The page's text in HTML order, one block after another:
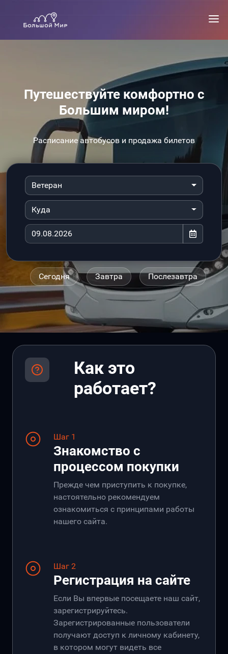
Путешествуйте комфортно с
Большим миром!
Расписание автобусов и продажа билетов
Ветеран
Куда
Сегодня Завтра Послезавтра
Как это
работает?
Шаг 1
Знакомство с
процессом покупки
Прежде чем приступить к покупке,
настоятельно рекомендуем
ознакомиться с принципами работы
нашего сайта.
Шаг 2
Регистрация на сайте
Если Вы впервые посещаете наш сайт,
зарегистрируйтесь.
Зарегистрированные пользователи
получают доступ к личному кабинету,
в котором могут видеть все